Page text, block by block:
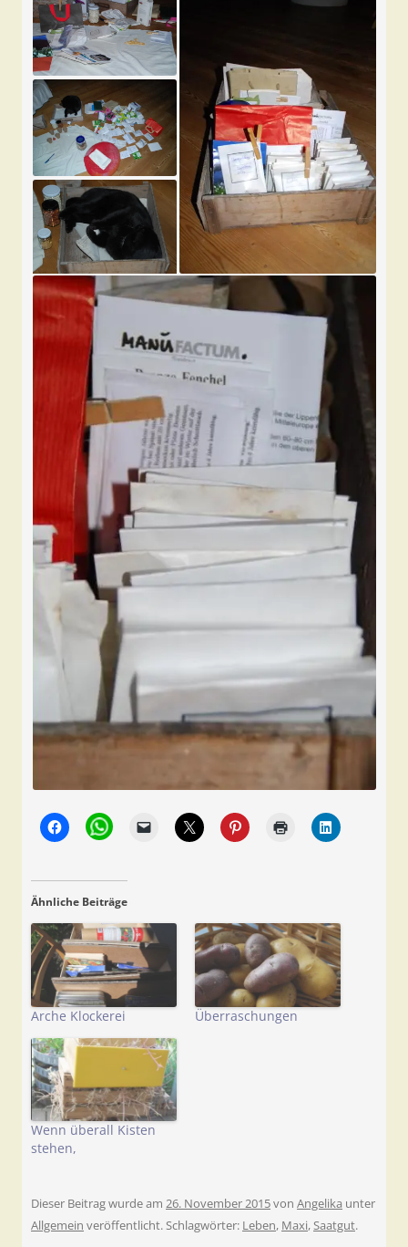
Ähnliche Beiträge
Arche Klockerei Überraschungen
Wenn überall Kisten
stehen,
Dieser Beitrag wurde am 26. November 2015von Angelika unter
Allgemein veröffentlicht. Schlagwörter: Leben, Maxi,Saatgut.